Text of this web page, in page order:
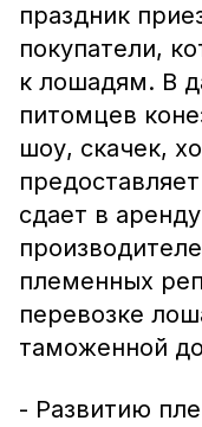
праздник
покупатели,
к лошадям. В
питомцев
шоу, скачек,
сдает в
племенных
перевозке
таможенной
- Развитию